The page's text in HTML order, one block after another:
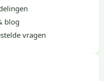
blog
vragen